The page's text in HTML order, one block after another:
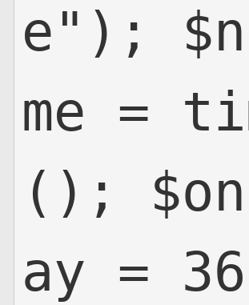
e");
me =
();
ay =